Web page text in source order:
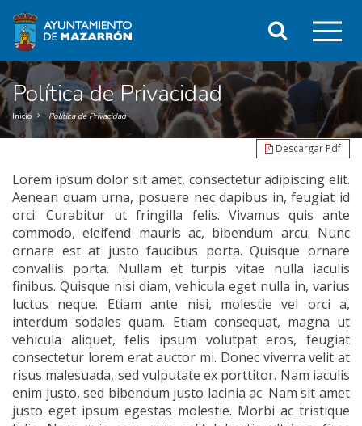
contenido
principal
de
la
página
o
el
Buscar
Política de Privacidad
Inicio Política de Privacidad
Descargar Pdf
Lorem ipsum dolor sit amet, consectetur adipiscing elit.
Aenean quam urna, posuere nec dapibus in, feugiat id
orci. Curabitur ut fringilla felis. Vivamus quis ante
commodo, eleifend mauris ac, bibendum arcu. Nunc
ornare est at justo faucibus porta. Quisque ornare
convallis porta. Nullam et turpis vitae nulla iaculis
finibus. Quisque nisi diam, vehicula eget nulla in, varius
luctus neque. Etiam ante nisi, molestie vel orci a,
interdum sodales quam. Etiam consequat, magna ut
vehicula aliquet, felis ipsum volutpat eros, feugiat
consectetur lorem erat auctor mi. Donec viverra velit at
risus malesuada, sed vulputate ex porttitor. Nam iaculis
enim justo, sed bibendum justo lacinia ac. Nam sit amet
justo eget ipsum egestas molestie. Morbi ac tristique